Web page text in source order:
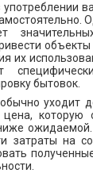
их
бытовок.
уходит
которую
затраты на